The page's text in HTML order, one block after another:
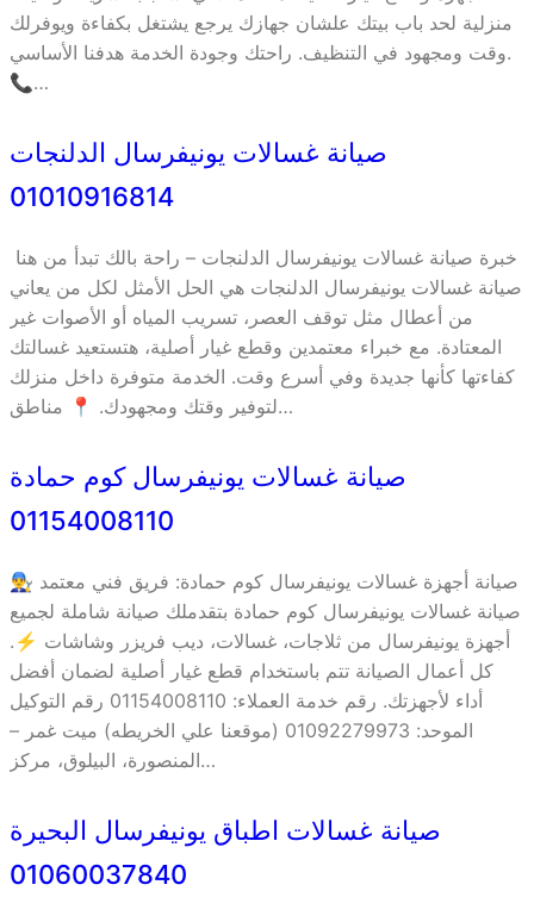
منزلية لحد باب بيتك علشان جهازك يرجع يشتغل بكفاءة ويوفرلك
وقت ومجهود في التنظيف. راحتك وجودة الخدمة هدفنا الأساسي.
📞…
صيانة غسالات يونيفرسال الدلنجات
01010916814
صيانة غسالات يونيفرسال الدلنجات هي الحل الأمثل لكل من يعاني
من أعطال مثل توقف العصر، تسريب المياه أو الأصوات غير
المعتادة. مع خبراء معتمدين وقطع غيار أصلية، هتستعيد غسالتك
كفاءتها كأنها جديدة وفي أسرع وقت. الخدمة متوفرة داخل منزلك
لتوفير وقتك ومجهودك. 📍 مناطق…
صيانة غسالات يونيفرسال كوم حمادة
01154008110
صيانة أجهزة غسالات يونيفرسال كوم حمادة: فريق فني معتمد 👨‍🔧
صيانة غسالات يونيفرسال كوم حمادة بتقدملك صيانة شاملة لجميع
أجهزة يونيفرسال من ثلاجات، غسالات، ديب فريزر وشاشات ⚡.
كل أعمال الصيانة تتم باستخدام قطع غيار أصلية لضمان أفضل
أداء لأجهزتك. رقم خدمة العملاء: 01154008110 رقم التوكيل
الموحد: 01092279973 (موقعنا علي الخريطه) ميت غمر –
المنصورة، البيلوق، مركز…
صيانة غسالات اطباق يونيفرسال البحيرة
01060037840